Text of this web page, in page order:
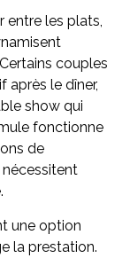
entre les plats,
couples
après le dîner,
show qui
fonctionne
de
une option
la prestation.